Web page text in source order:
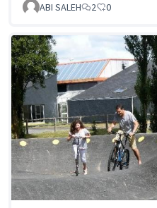
ABI SALEH
2 0